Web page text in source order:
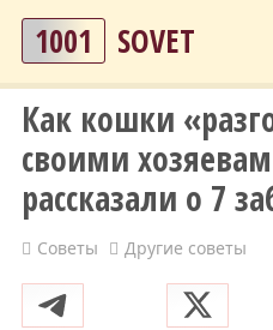
1001 SOVET
Как кошки
своими
рассказали о 7
Советы Другие советы